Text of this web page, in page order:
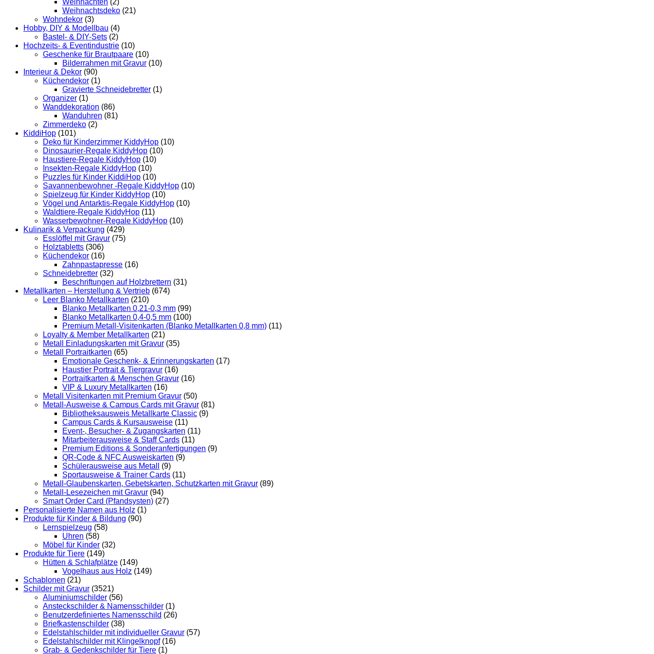
Weihnachten (2)
Weihnachtsdeko (21)
Wohndekor (3)
Hobby, DIY & Modellbau (4)
Bastel- & DIY-Sets (2)
Hochzeits- & Eventindustrie (10)
Geschenke für Brautpaare (10)
Bilderrahmen mit Gravur (10)
Interieur & Dekor (90)
Küchendekor (1)
Gravierte Schneidebretter (1)
Organizer (1)
Wanddekoration (86)
Wanduhren (81)
Zimmerdeko (2)
KiddiHop (101)
Deko für Kinderzimmer KiddyHop (10)
Dinosaurier-Regale KiddyHop (10)
Haustiere-Regale KiddyHop (10)
Insekten-Regale KiddyHop (10)
Puzzles für Kinder KiddiHop (10)
Savannenbewohner -Regale KiddyHop (10)
Spielzeug für Kinder KiddyHop (10)
Vögel und Antarktis-Regale KiddyHop (10)
Waldtiere-Regale KiddyHop (11)
Wasserbewohner-Regale KiddyHop (10)
Kulinarik & Verpackung (429)
Esslöffel mit Gravur (75)
Holztabletts (306)
Küchendekor (16)
Zahnpastapresse (16)
Schneidebretter (32)
Beschriftungen auf Holzbrettern (31)
Metallkarten – Herstellung & Vertrieb (674)
Leer Blanko Metallkarten (210)
Blanko Metallkarten 0,21-0,3 mm (99)
Blanko Metallkarten 0,4-0,5 mm (100)
Premium Metall-Visitenkarten (Blanko Metallkarten 0,8 mm) (11)
Loyalty & Member Metallkarten (21)
Metall Einladungskarten mit Gravur (35)
Metall Portraitkarten (65)
Emotionale Geschenk- & Erinnerungskarten (17)
Haustier Portrait & Tiergravur (16)
Portraitkarten & Menschen Gravur (16)
VIP & Luxury Metallkarten (16)
Metall Visitenkarten mit Premium Gravur (50)
Metall-Ausweise & Campus Cards mit Gravur (81)
Bibliotheksausweis Metallkarte Classic (9)
Campus Cards & Kursausweise (11)
Event-, Besucher- & Zugangskarten (11)
Mitarbeiterausweise & Staff Cards (11)
Premium Editions & Sonderanfertigungen (9)
QR-Code & NFC Ausweiskarten (9)
Schülerausweise aus Metall
(9)
Sportausweise & Trainer Cards (11)
Metall-Glaubenskarten, Gebetskarten, Schutzkarten mit Gravur (89)
Metall-Lesezeichen mit Gravur (94)
Smart Order Card (Pfandsysten) (27)
Personalisierte Namen aus Holz (1)
Produkte für Kinder & Bildung (90)
Lernspielzeug (58)
Uhren (58)
Möbel für Kinder (32)
Produkte für Tiere (149)
Hütten & Schlafplätze (149)
Vogelhaus aus Holz (149)
Schablonen (21)
Schilder mit Gravur (3521)
Aluminiumschilder (56)
Ansteckschilder & Namensschilder (1)
Benutzerdefiniertes Namensschild (26)
Briefkastenschilder (38)
Edelstahlschilder mit individueller Gravur (57)
Edelstahlschilder mit Klingelknopf (16)
Grab- & Gedenkschilder für Tiere (1)